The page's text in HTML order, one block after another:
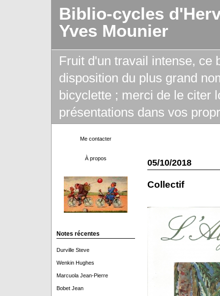
Biblio-cycles
Yves Mounier
Fruit d'un travail intense, ce
disposition du plus grand
bicyclette ; merci de le citer
présentations dans vos
Me contacter
À propos
Notes récentes
Durville Steve
Wenkin Hughes
Marcuola Jean-Pierre
Bobet Jean
05/10/2018
Collectif